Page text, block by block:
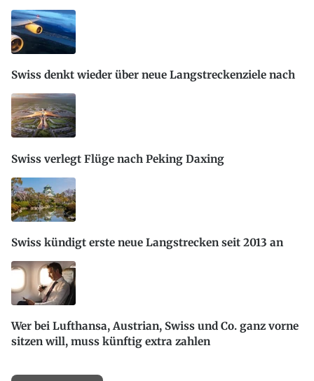
Swiss denkt wieder über neue Langstreckenziele nach
Swiss verlegt Flüge nach Peking Daxing
Swiss kündigt erste neue Langstrecken seit 2013 an
Wer bei Lufthansa, Austrian, Swiss und Co. ganz vorne
sitzen will, muss künftig extra zahlen